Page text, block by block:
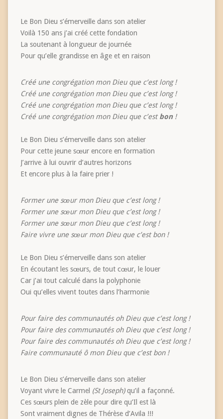
Le Bon Dieu s’émerveille dans son atelier
Voilà 150 ans j’ai créé cette fondation
La soutenant à longueur de journée
Pour qu’elle grandisse en âge et en raison
Créé une congrégation mon Dieu que c’est long !
Créé une congrégation mon Dieu que c’est long !
Créé une congrégation mon Dieu que c’est long !
Créé une congrégation mon Dieu que c’estbon!
Le Bon Dieu s’émerveille dans son atelier
Pour cette jeune sœur encore en formation
J’arrive à lui ouvrir d’autres horizons
Et encore plus à la faire prier !
Former une sœur mon Dieu que c’est long !
Former une sœur mon Dieu que c’est long !
Former une sœur mon Dieu que c’est long !
Faire vivre une sœur mon Dieu que c’est bon !
Le Bon Dieu s’émerveille dans son atelier
En écoutant les sœurs, de tout cœur, le louer
Car j’ai tout calculé dans la polyphonie
Oui qu’elles vivent toutes dans l’harmonie
Pour faire des communautés oh Dieu que c’est long !
Pour faire des communautés oh Dieu que c’est long !
Pour faire des communautés oh Dieu que c’est long !
Faire communauté ô mon Dieu que c’est bon !
Le Bon Dieu s’émerveille dans son atelier
Voyant vivre le Carmel (St Joseph)qu’il a façonné.
Ces sœurs plein de zèle pour dire qu’Il est là
Sont vraiment dignes de Thérèse d’Avila !!!